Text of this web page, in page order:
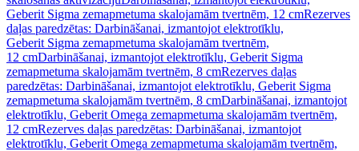
Geberit Sigma zemapmetuma skalojamām tvertnēm, 12 cmRezerves
daļas paredzētas: Darbināšanai, izmantojot elektrotīklu,
Geberit Sigma zemapmetuma skalojamām tvertnēm,
12 cmDarbināšanai, izmantojot elektrotīklu, Geberit Sigma
zemapmetuma skalojamām tvertnēm, 8 cmRezerves daļas
paredzētas: Darbināšanai, izmantojot elektrotīklu, Geberit Sigma
zemapmetuma skalojamām tvertnēm, 8 cmDarbināšanai, izmantojot
elektrotīklu, Geberit Omega zemapmetuma skalojamām tvertnēm,
12 cmRezerves daļas paredzētas: Darbināšanai, izmantojot
elektrotīklu, Geberit Omega zemapmetuma skalojamām tvertnēm,